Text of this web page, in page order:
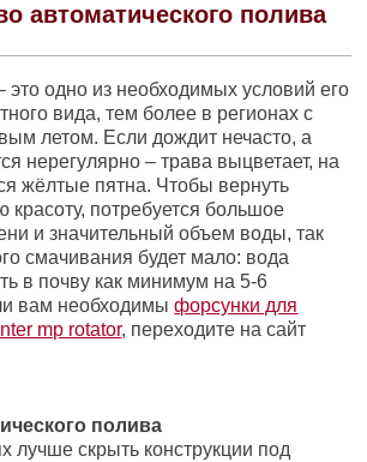
автоматического полива
это одно из необходимых условий его
вида, тем более в регионах с
летом. Если дождит нечасто, а
нерегулярно – трава выцветает, на
жёлтые пятна. Чтобы вернуть
потребуется большое
и значительный объем воды, так
смачивания будет мало: вода
в почву как минимум на 5-6
вам необходимыфорсунки для
mp rotator, переходите на сайт
полива
лучше скрыть конструкции под